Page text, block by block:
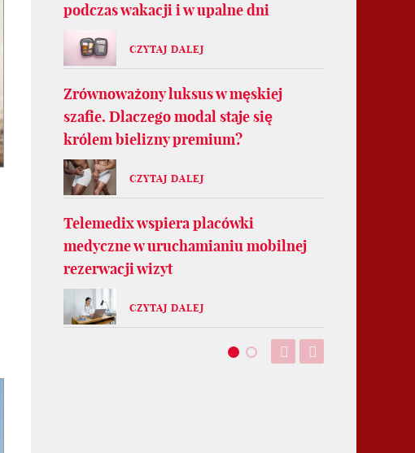
podczas wakacji i w upalne dni
CZYTAJ DALEJ
Zrównoważony luksus w męskiej
szafie. Dlaczego modal staje się
królem bielizny premium?
CZYTAJ DALEJ
Telemedix wspiera placówki
medyczne w uruchamianiu mobilnej
rezerwacji wizyt
CZYTAJ DALEJ